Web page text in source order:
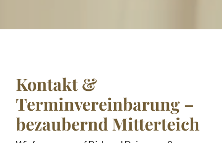
Kontakt &
Terminvereinbarung –
bezaubernd Mitterteich